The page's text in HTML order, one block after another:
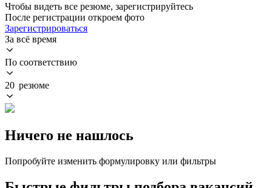
Чтобы видеть все резюме, зарегистрируйтесь
После регистрации откроем фото
Зарегистрироваться
За всё время
По соответствию
20 резюме
Ничего не нашлось
Попробуйте изменить формулировку или фильтры